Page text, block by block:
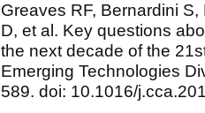
Greaves RF, Bernardini
D, et al. Key questions
the next decade of the
Emerging Technologies
589. doi: 10.1016/